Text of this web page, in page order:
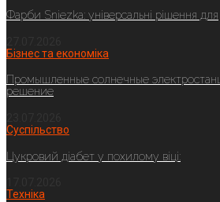
Фарби Sniezka: універсальні рішення для
Бізнес та економіка
Промышленные солнечные
решение
Суспільство
Цукровий діабет у похилому віці:
Техніка